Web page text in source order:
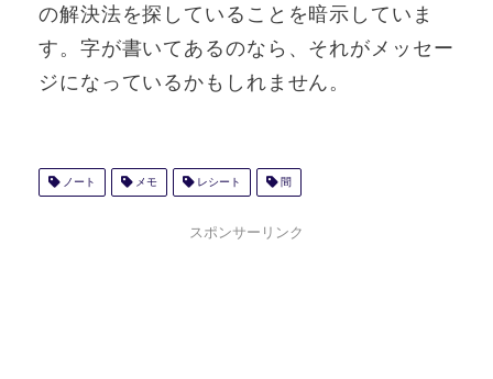
の解決法を探していることを暗示していま
す。字が書いてあるのなら、それがメッセー
ジになっているかもしれません。
ノート メモ レシート 間
スポンサーリンク